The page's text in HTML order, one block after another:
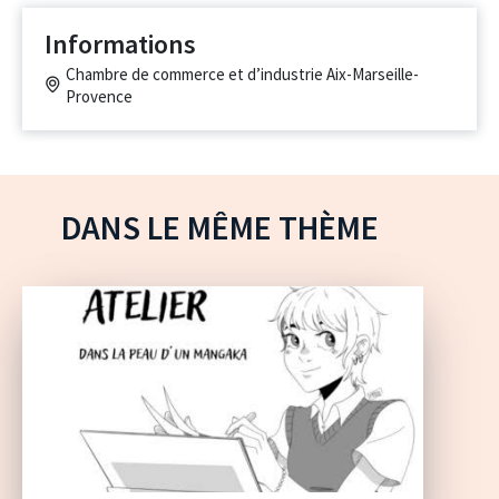
Informations
Chambre de commerce et d’industrie Aix-Marseille-
Provence
DANS LE MÊME THÈME